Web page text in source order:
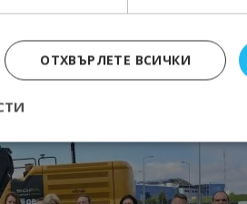
ОТХВЪРЛЕТЕ ВСИЧКИ
Ефективност Таргетиране